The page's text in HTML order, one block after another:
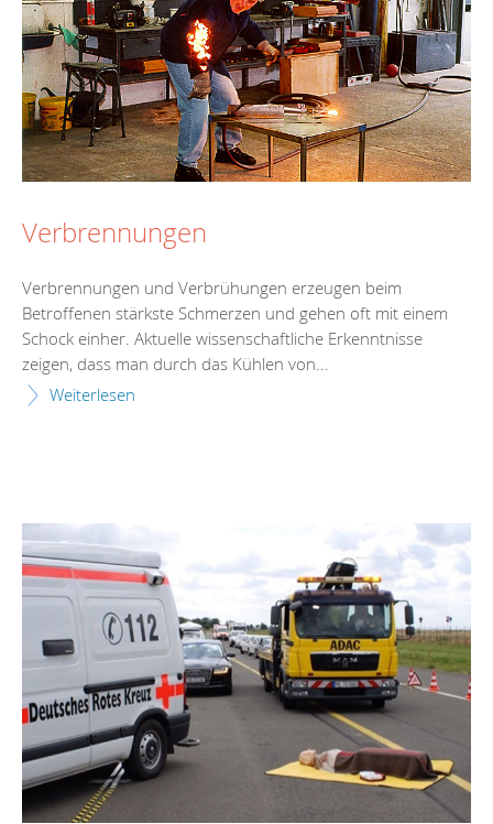
Verbrennungen
Verbrennungen und Verbrühungen erzeugen beim
Betroffenen stärkste Schmerzen und gehen oft mit einem
Schock einher. Aktuelle wissenschaftliche Erkenntnisse
zeigen, dass man durch das Kühlen von...
Weiterlesen